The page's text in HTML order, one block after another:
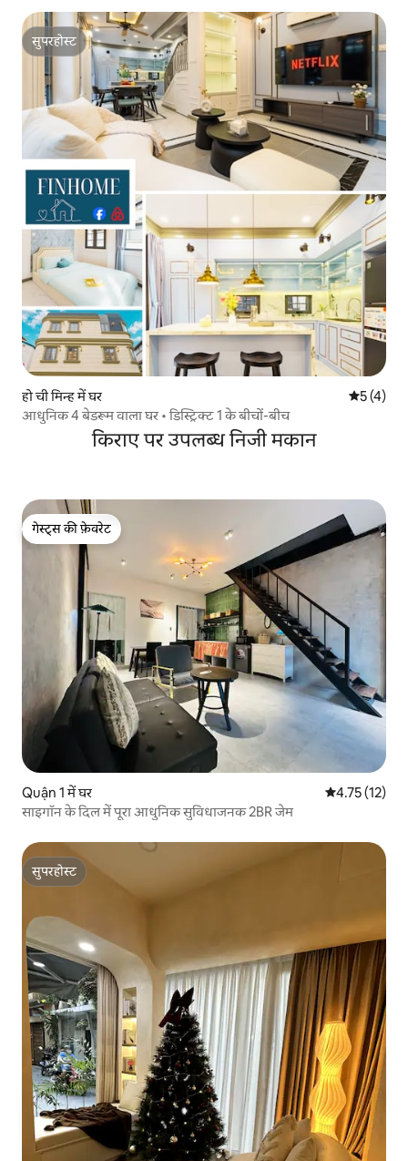
सुपरहोस्ट
सुपरहोस्ट
हो ची मिन्ह में घर औसत रेटिंग
5 (4)
आधुनिक 4 बेडरूम वाला घर • डिस्ट्रिक्ट 1 के बीचों-बीच
किराए पर उपलब्ध निजी मकान
गेस्ट्स की फ़ेवरेट
गेस्ट्स की फ़ेवरेट
Quận 1 में घर औसत रेटिंग 5 में
4.75 (12)
साइगॉन के दिल में पूरा आधुनिक सुविधाजनक 2BR जेम
सुपरहोस्ट
सुपरहोस्ट